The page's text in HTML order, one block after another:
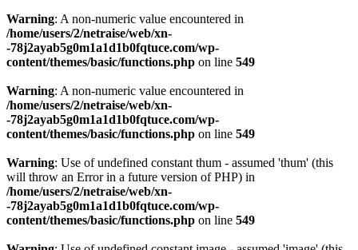
Warning: A non-numeric value encountered in
/home/users/2/netraise/web/xn-
-78j2ayab5g0m1a1d1b0fqtuce.com/wp-
content/themes/basic/functions.php on line 549
Warning: A non-numeric value encountered in
/home/users/2/netraise/web/xn-
-78j2ayab5g0m1a1d1b0fqtuce.com/wp-
content/themes/basic/functions.php on line 549
Warning: Use of undefined constant thum - assumed 'thum' (this
will throw an Error in a future version of PHP) in
/home/users/2/netraise/web/xn-
-78j2ayab5g0m1a1d1b0fqtuce.com/wp-
content/themes/basic/functions.php on line 549